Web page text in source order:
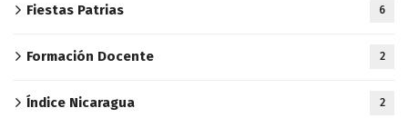
Fiestas Patrias 6
Formación Docente 2
Índice Nicaragua 2